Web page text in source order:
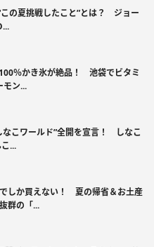
この夏挑戦したこと”とは？ ジョー
％かき氷が絶品！ 池袋でビタミ
モン...
なこワールド”全開を宣言！ しなこ
...
しか買えない！ 夏の帰省＆お土産
群の「...